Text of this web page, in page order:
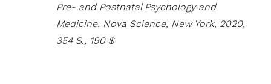
Pre- and Postnatal Psychology and
Medicine. Nova Science, New York, 2020,
354 S., 190 $